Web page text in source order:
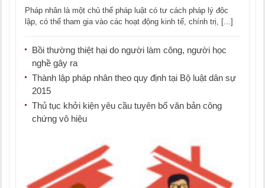
Pháp nhân là một chủ thể pháp luật có tư cách pháp lý độc
lập, có thể tham gia vào các hoạt động kinh tế, chính trị, [...]
Bồi thường thiệt hại do người làm công, người học
nghề gây ra
Thành lập pháp nhân theo quy định tại Bộ luật dân sự
2015
Thủ tục khởi kiện yêu cầu tuyên bố văn bản công
chứng vô hiệu